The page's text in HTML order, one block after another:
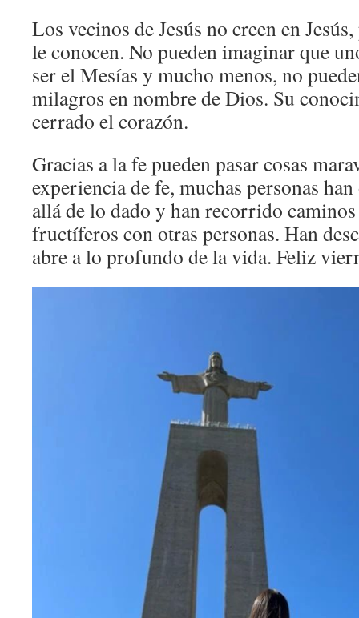
Los vecinos de Jesús no creen en
le conocen. No pueden imaginar que
ser el Mesías y mucho menos, no
milagros en nombre de Dios. Su
cerrado el corazón.
Gracias a la fe pueden pasar cosas
experiencia de fe, muchas personas
allá de lo dado y han recorrido
fructíferos con otras personas. Han
abre a lo profundo de la vida. Feliz